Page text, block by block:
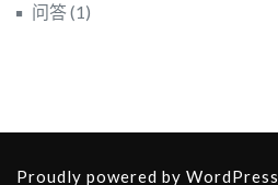
问答(1)
Proudly powered by WordPress